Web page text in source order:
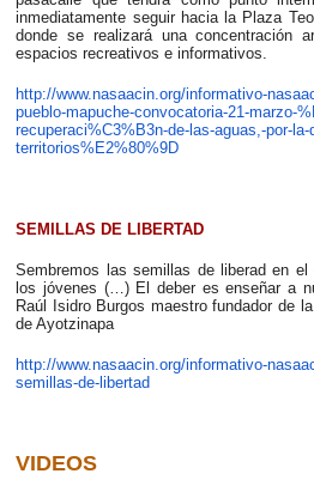
inmediatamente seguir hacia la Plaza
donde se realizará una concentración
espacios recreativos e informativos.
http://www.nasaacin.org/informativo-
pueblo-mapuche-convocatoria-21-marzo-
recuperaci%C3%B3n-de-las-aguas,-por-
territorios%E2%80%9D
SEMILLAS DE LIBERTAD
Sembremos las semillas de liberad en
los jóvenes (…) El deber es enseñar a
Raúl Isidro Burgos maestro fundador de
de Ayotzinapa
http://www.nasaacin.org/informativo-
semillas-de-libertad
VIDEOS